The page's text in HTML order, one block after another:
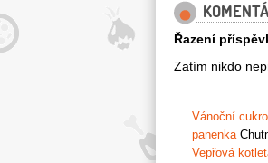
Řazení
Zatím nikdo
Vánoční
panenka
Vepřová